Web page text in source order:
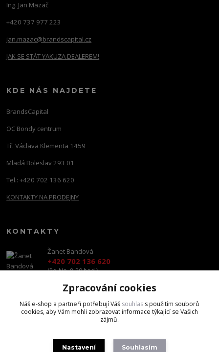
Ing. Jan Mazač
+420 737 977 223
jan.mazac@brandscapital.cz
JAK SE STÁT YAKUZA DEALEREM!
KDE NÁS NAJDETE
BrandsCapital
OC Bondy centrum
Tř. Václava Klementa 1459
Mladá Boleslav 293 01
Tel.: +420 702 136 620
KONTAKTY NA PRODEJNY
KONTAKTY
Žanet Bandová
+420 702 136 620
(Po-Ne, 8-20 hod.)
shop@brandscapital.cz
Zpracování cookies
Náš e-shop a partneři potřebují Váš souhlas s použitím souborů
cookies, aby Vám mohli zobrazovat informace týkající se Vašich
zájmů.
Nastavení Souhlasím